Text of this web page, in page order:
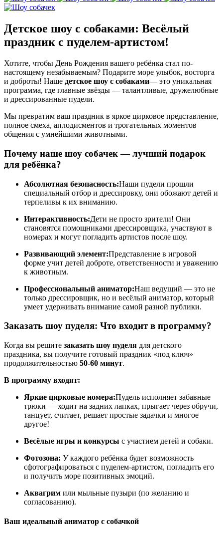
Детское шоу с собаками: Весёлый
праздник с пуделем-артистом!
Хотите, чтобы День Рождения вашего ребёнка стал по-
настоящему незабываемым? Подарите море улыбок, восторга
и доброты! Наше детское шоу с собаками— это уникальная
программа, где главные звёзды — талантливые, дружелюбные
и дрессированные пудели.
Мы превратим ваш праздник в яркое цирковое представление,
полное смеха, аплодисментов и трогательных моментов
общения с умнейшими животными.
Почему наше шоу собачек — лучший подарок
для ребёнка?
Абсолютная безопасность:Наши пудели прошли
специальный отбор и дрессировку, они обожают детей и
терпеливы к их вниманию.
Интерактивность:Дети не просто зрители! Они
становятся помощниками дрессировщика, участвуют в
номерах и могут погладить артистов после шоу.
Развивающий элемент:Представление в игровой
форме учит детей доброте, ответственности и уважению
к животным.
Профессиональный аниматор:Наш ведущий — это не
только дрессировщик, но и весёлый аниматор, который
умеет удерживать внимание самой разной публики.
Заказать шоу пуделя: Что входит в программу?
Когда вы решите заказать шоу пуделя для детского
праздника, вы получите готовый праздник «под ключ»
продолжительностью 50-60 минут.
В программу входят:
Яркие цирковые номера:Пудель исполняет забавные
трюки — ходит на задних лапках, прыгает через обручи,
танцует, считает, решает простые задачки и многое
другое!
Весёлые игры и конкурсы с участием детей и собаки.
Фотозона: У каждого ребёнка будет возможность
сфотографироваться с пуделем-артистом, погладить его
и получить море позитивных эмоций.
Аквагрим или мыльные пузыри (по желанию и
согласованию).
Ваш идеальный аниматор с собачкой